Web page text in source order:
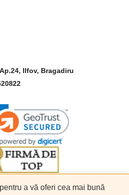
a vă oferi cea mai bună
Ilfov, Bragadiru